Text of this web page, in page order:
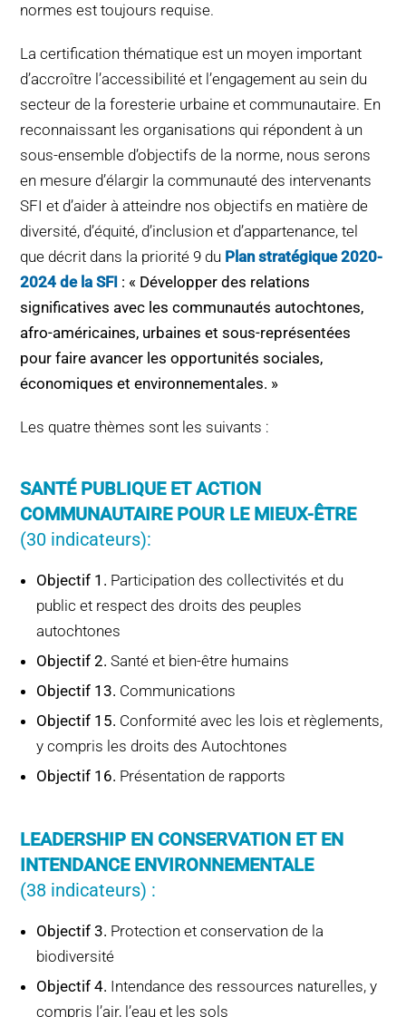
normes est toujours requise.
La certification thématique est un moyen important
d’accroître l’accessibilité et l’engagement au sein du
secteur de la foresterie urbaine et communautaire. En
reconnaissant les organisations qui répondent à un
sous-ensemble d’objectifs de la norme, nous serons
en mesure d’élargir la communauté des intervenants
SFI et d’aider à atteindre nos objectifs en matière de
diversité, d’équité, d’inclusion et d’appartenance, tel
que décrit dans la priorité 9 du Plan stratégique 2020-
2024 de la SFI : « Développer des relations
significatives avec les communautés autochtones,
afro-américaines, urbaines et sous-représentées
pour faire avancer les opportunités sociales,
économiques et environnementales. »
Les quatre thèmes sont les suivants :
SANTÉ PUBLIQUE ET ACTION
COMMUNAUTAIRE POUR LE MIEUX-ÊTRE
(30 indicateurs):
Objectif 1. Participation des collectivités et du
public et respect des droits des peuples
autochtones
Objectif 2. Santé et bien-être humains
Objectif 13. Communications
Objectif 15. Conformité avec les lois et règlements,
y compris les droits des Autochtones
Objectif 16. Présentation de rapports
LEADERSHIP EN CONSERVATION ET EN
INTENDANCE ENVIRONNEMENTALE
(38 indicateurs) :
Objectif 3. Protection et conservation de la
biodiversité
Objectif 4. Intendance des ressources naturelles, y
compris l’air, l’eau et les sols